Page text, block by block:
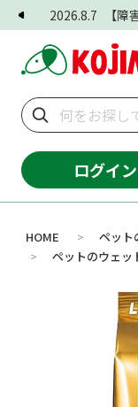
2026.8.7 【
ログイン
HOME > ペット
> ペットのウェッ